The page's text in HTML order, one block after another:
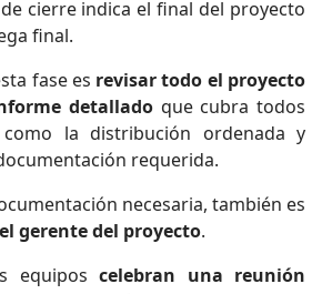
cierre indica el final del proyecto
final.
fase es revisar todo el proyecto
detallado que cubra todos
la distribución ordenada y
requerida.
necesaria, también es
gerente del proyecto.
equiposcelebran una reunión